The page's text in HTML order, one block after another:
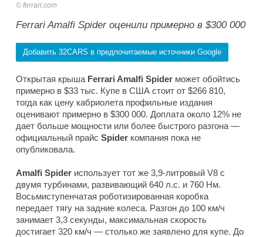
ferrari.com
Ferrari Amalfi Spider оценили примерно в $300 000
Добавить 32CARS в предпочитаемые источники Google
Открытая крыша Ferrari Amalfi Spider может обойтись
примерно в $33 тыс. Купе в США стоит от $266 810,
тогда как цену кабриолета профильные издания
оценивают примерно в $300 000. Доплата около 12% не
дает больше мощности или более быстрого разгона —
официальный прайс Spider компания пока не
опубликовала.
Amalfi Spider использует тот же 3,9-литровый V8 с
двумя турбинами, развивающий 640 л.с. и 760 Нм.
Восьмиступенчатая роботизированная коробка
передает тягу на задние колеса. Разгон до 100 км/ч
занимает 3,3 секунды, максимальная скорость
достигает 320 км/ч — столько же заявлено для купе. До